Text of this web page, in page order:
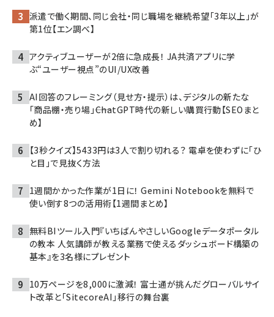
派遣で働く期間、同じ会社・同じ職場を継続希望「3年以上」が
第1位【エン調べ】
アクティブユーザーが2倍に急成長！ JA共済アプリに学
ぶ“ユーザー視点”のUI/UX改善
AI回答のフレーミング（見せ方・提示）は、デジタルの新たな
「商品棚・売り場」――ChatGPT時代の新しい購買行動【SEOまと
め】
【3秒クイズ】5433円は3人で割り切れる？ 電卓を使わずに「ひ
と目」で見抜く方法
1週間かかった作業が1日に！ Gemini Notebookを無料で
使い倒す8つの活用術【1週間まとめ】
無料BIツール入門『いちばんやさしいGoogleデータポータル
の教本 人気講師が教える業務で使えるダッシュボード構築の
基本』を3名様にプレゼント
10万ページを8,000に激減！ 富士通が挑んだグローバルサイ
ト改革と「SitecoreAI」移行の舞台裏